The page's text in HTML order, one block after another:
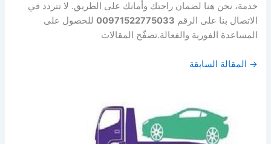
خدمة، نحن هنا لضمان راحتك وأمانك على الطريق. لا تتردد في
الاتصال بنا على الرقم 00971522775033 للحصول على
المساعدة الفورية والفعالة.تصفّح المقالات
→ المقالة السابقة